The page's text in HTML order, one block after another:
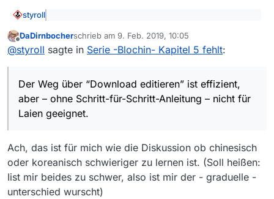
styroll
lösen: Ein Klick auf das “Download entfernen”-
Symbol entfernt nämlich nicht den Download,
sondern nur die “fehlerhaft”-Markierung
Eben, es braucht unbedingt diese Erklärung dazu und
noch ein weiteres “Bild”, da das “Entfernen” des
immer wieder User (wie hier), die die URL nicht
editieren können.
@herbivore
sagte: du kannst die Url im Fenster
“Download editieren” auch von Hand korrigieren.
Dazu musst du nur die Zahl vor dem letzten
Schrägstrich von 3 auf 5 ändern.
Das mit dem “nur” stimmt eben für gewöhnliche User
nicht wirklich. Der Weg über “Download editieren” ist
Offline
DaDirnbocherschrieb am 9. Feb. 2019, 10:05
zuletzt editiert von
@styroll sagte in Serie -Blochin- Kapitel 5 fehlt:
Der Weg über “Download editieren” ist effizient,
aber – ohne Schritt-für-Schritt-Anleitung – nicht für
Laien geeignet.
Ach, das ist für mich wie die Diskussion ob chinesisch
oder koreanisch schwieriger zu lernen ist. (Soll heißen:
Iist mir beides zu schwer, also ist mir der - graduelle -
unterschied wurscht)